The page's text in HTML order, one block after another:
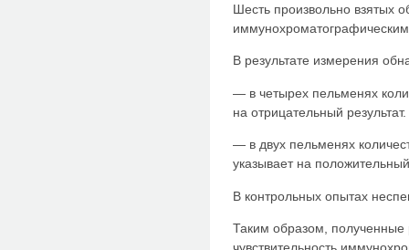
Шесть произвольно взятых
В результате измерения
— в четырех пельменях
на отрицательный результат.
— в двух пельменях
указывает на положительный
В контрольных опытах
Таким образом, полученные